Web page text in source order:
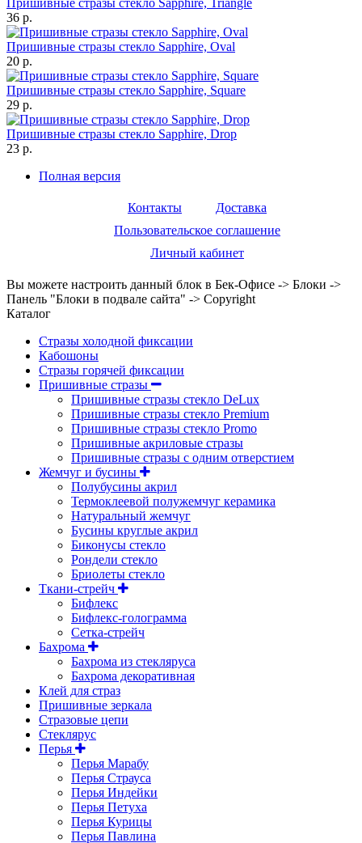
36 р.
Пришивные стразы стекло Sapphire, Oval
20 р.
Пришивные стразы стекло Sapphire, Square
29 р.
Пришивные стразы стекло Sapphire, Drop
23 р.
Полная версия
Контакты
Доставка
Пользовательское соглашение
Личный кабинет
Вы можете настроить данный блок в Бек-Офисе -> Блоки ->
Панель "Блоки в подвале сайта" -> Copyright
Каталог
Стразы холодной фиксации
Кабошоны
Стразы горячей фиксации
Пришивные стразы
Пришивные стразы стекло DeLux
Пришивные стразы стекло Premium
Пришивные стразы стекло Promo
Пришивные акриловые стразы
Пришивные стразы с одним отверстием
Жемчуг и бусины
Полубусины акрил
Термоклеевой полужемчуг керамика
Натуральный жемчуг
Бусины круглые акрил
Биконусы стекло
Рондели стекло
Бриолеты стекло
Ткани-стрейч
Бифлекс
Бифлекс-голограмма
Сетка-стрейч
Бахрома
Бахрома из стекляруса
Бахрома декоративная
Клей для страз
Пришивные зеркала
Cтразовые цепи
Стеклярус
Перья
Перья Марабу
Перья Страуса
Перья Индейки
Перья Петуха
Перья Курицы
Перья Павлина